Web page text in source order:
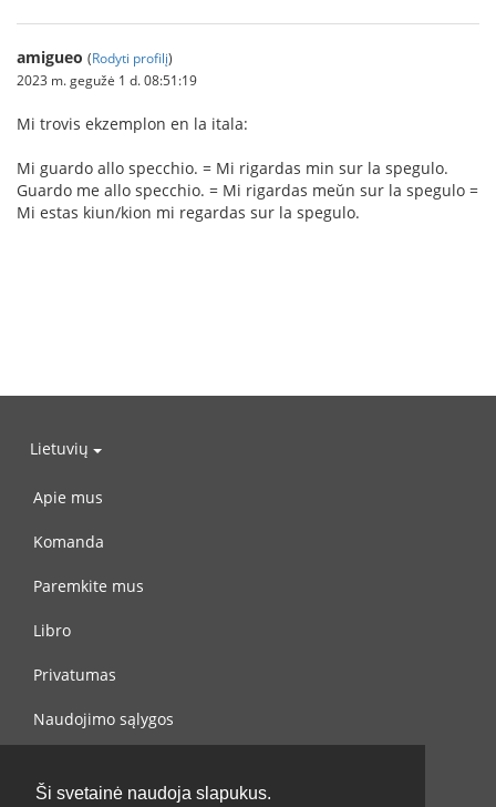
Ši svetainė naudoja slapukus.
amigueo (Rodyti profilį)
2023 m. gegužė 1 d. 08:51:19
Mi trovis ekzemplon en la itala:
Mi guardo allo specchio. = Mi rigardas min sur la spegulo.
Guardo me allo specchio. = Mi rigardas meŭn sur la spegulo =
Mi estas kiun/kion mi regardas sur la spegulo.
Lietuvių
Apie mus
Komanda
Paremkite mus
Libro
Privatumas
Naudojimo sąlygos